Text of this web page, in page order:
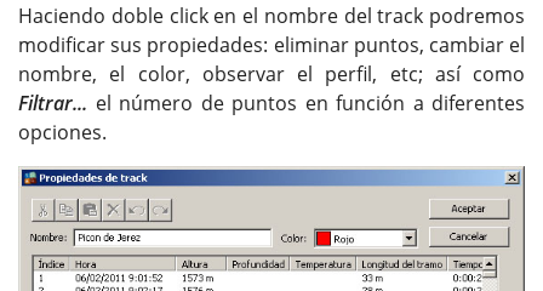
Haciendo doble click en el nombre del track podremos
modificar sus propiedades: eliminar puntos, cambiar el
nombre, el color, observar el perfil, etc; así como
Filtrar... el número de puntos en función a diferentes
opciones.